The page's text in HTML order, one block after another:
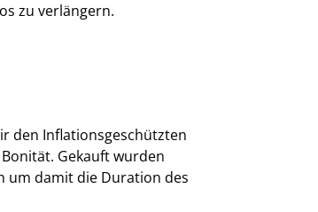
zu verlängern.
den Inflationsgeschützten
Gekauft wurden
um damit die Duration des